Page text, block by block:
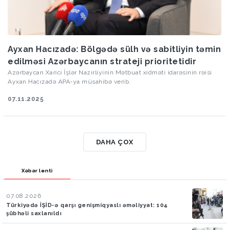
Ayxan Hacızadə: Bölgədə sülh və sabitliyin təmin
edilməsi Azərbaycanın strateji prioritetidir
Azərbaycan Xarici İşlər Nazirliyinin Mətbuat xidməti idarəsinin rəisi
Ayxan Hacızadə APA-ya müsahibə verib.
07.11.2025
DAHA ÇOX
Xəbər lenti
07.08.2026
Türkiyədə İŞİD-ə qarşı genişmiqyaslı əməliyyat: 104
şübhəli saxlanıldı